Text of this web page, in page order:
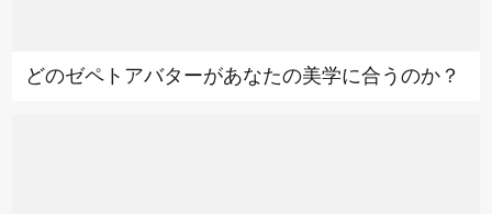
どのゼペトアバターがあなたの美学に合うのか？